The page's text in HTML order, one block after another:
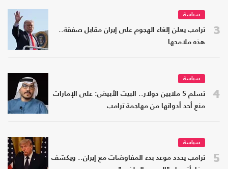
3
سياسة
ترامب يعلن إلغاء الهجوم على إيران مقابل صفقة..
هذه ملامحها
4
سياسة
تسلم 5 ملايين دولار.. البيت الأبيض: على الإمارات
منع أحد أدواتها من مهاجمة ترامب
5
سياسة
ترامب يحدد موعد بدء المفاوضات مع إيران.. ويكشف